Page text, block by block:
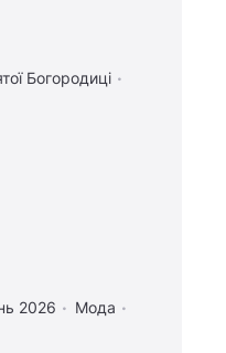
Богородиці
2026
Мода